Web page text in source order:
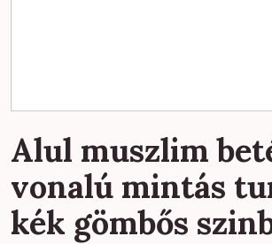
Alul muszlim
vonalú mintás
kék gömbős